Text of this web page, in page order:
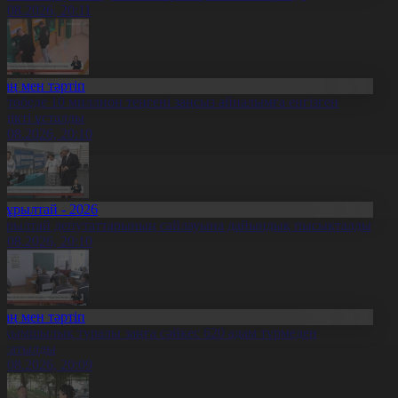
20:11
мен тәртіп
10 миллион теңгені заңсыз айналымға енгізген
ұсталды
20:10
- 2026
депутаттарының сайлауына дайындық пысықталды
20:10
мен тәртіп
туралы заңға сәйкес 620 адам түрмеден
20:09